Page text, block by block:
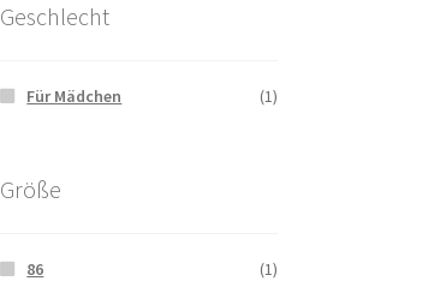
Geschlecht
Für Mädchen (1)
Größe
86 (1)